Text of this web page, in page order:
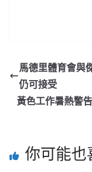
馬德里體育會與
仍可接受
黃色工作暑熱警
你可能也